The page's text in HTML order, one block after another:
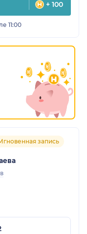
+ 100
11:00
запись